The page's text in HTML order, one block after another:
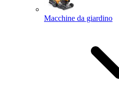
Macchine da giardino